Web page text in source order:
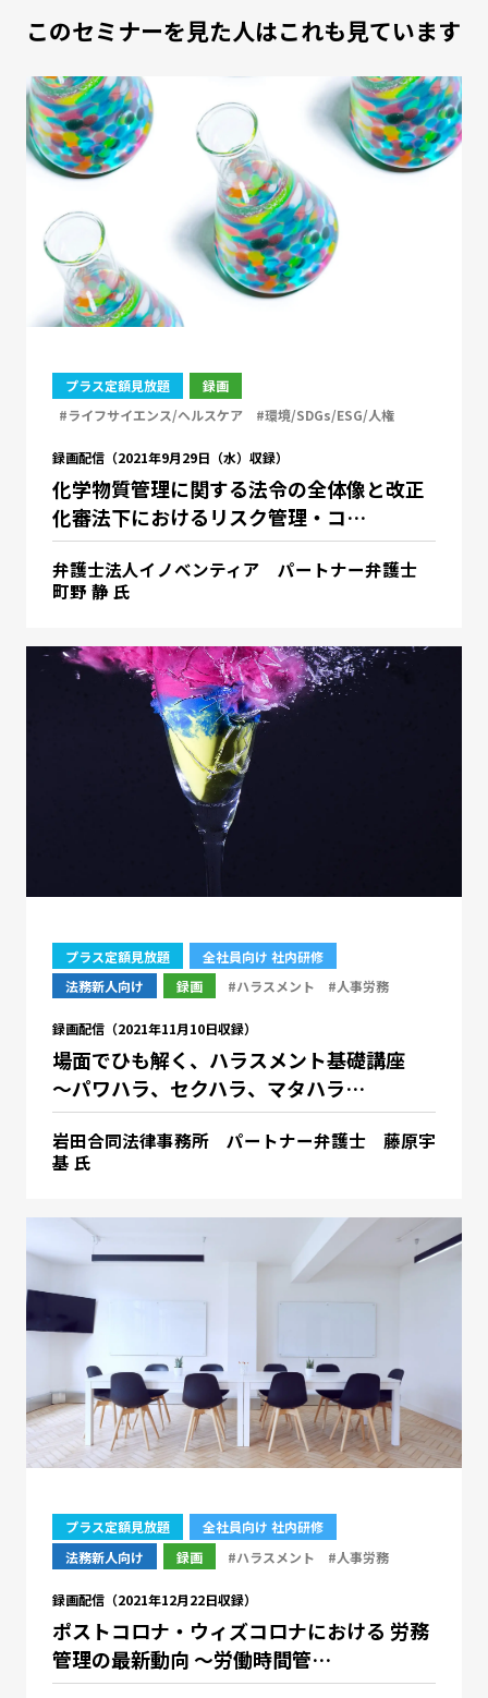
このセミナーを見た人はこれも見ています
プラス定額見放題
録画
#ライフサイエンス/ヘルスケア
#環境/SDGs/ESG/人権
録画配信（2021年9月29日（水）収録）
化学物質管理に関する法令の全体像と改正
化審法下におけるリスク管理・コ…
弁護士法人イノベンティア パートナー弁護士
町野 静 氏
プラス定額見放題
全社員向け 社内研修
法務新人向け
録画 #ハラスメント #人事労務
録画配信（2021年11月10日収録）
場面でひも解く、ハラスメント基礎講座
～パワハラ、セクハラ、マタハラ…
岩田合同法律事務所 パートナー弁護士 藤原宇
基 氏
プラス定額見放題
全社員向け 社内研修
法務新人向け
録画 #ハラスメント #人事労務
録画配信（2021年12月22日収録）
ポストコロナ・ウィズコロナにおける 労務
管理の最新動向 ～労働時間管…